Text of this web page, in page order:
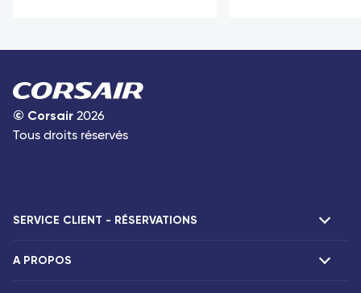
© Corsair 2026
Tous droits réservés
SERVICE CLIENT - RÉSERVATIONS
F.A.Q et contacts
A PROPOS